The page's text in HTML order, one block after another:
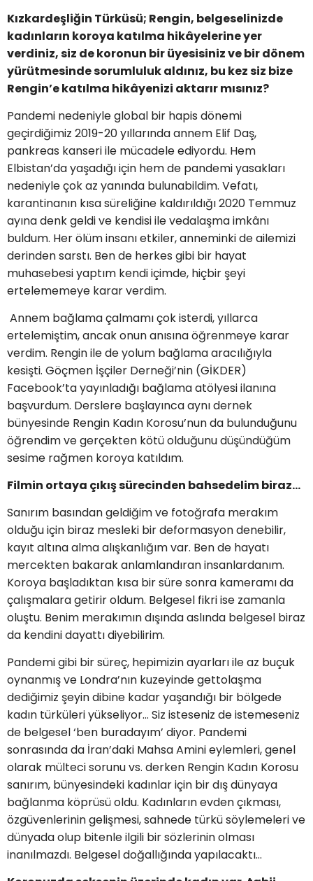
Kızkardeşliğin Türküsü; Rengin, belgeselinizde
kadınların koroya katılma hikâyelerine yer
verdiniz, siz de koronun bir üyesisiniz ve bir dönem
yürütmesinde sorumluluk aldınız, bu kez siz bize
Rengin’e katılma hikâyenizi aktarır mısınız?
Pandemi nedeniyle global bir hapis dönemi
geçirdiğimiz 2019-20 yıllarında annem Elif Daş,
pankreas kanseri ile mücadele ediyordu. Hem
Elbistan’da yaşadığı için hem de pandemi yasakları
nedeniyle çok az yanında bulunabildim. Vefatı,
karantinanın kısa süreliğine kaldırıldığı 2020 Temmuz
ayına denk geldi ve kendisi ile vedalaşma imkânı
buldum. Her ölüm insanı etkiler, anneminki de ailemizi
derinden sarstı. Ben de herkes gibi bir hayat
muhasebesi yaptım kendi içimde, hiçbir şeyi
ertelememeye karar verdim.
Annem bağlama çalmamı çok isterdi, yıllarca
ertelemiştim, ancak onun anısına öğrenmeye karar
verdim. Rengin ile de yolum bağlama aracılığıyla
kesişti. Göçmen İşçiler Derneği’nin (GİKDER)
Facebook’ta yayınladığı bağlama atölyesi ilanına
başvurdum. Derslere başlayınca aynı dernek
bünyesinde Rengin Kadın Korosu’nun da bulunduğunu
öğrendim ve gerçekten kötü olduğunu düşündüğüm
sesime rağmen koroya katıldım.
Filmin ortaya çıkış sürecinden bahsedelim biraz…
Sanırım basından geldiğim ve fotoğrafa merakım
olduğu için biraz mesleki bir deformasyon denebilir,
kayıt altına alma alışkanlığım var. Ben de hayatı
mercekten bakarak anlamlandıran insanlardanım.
Koroya başladıktan kısa bir süre sonra kameramı da
çalışmalara getirir oldum. Belgesel fikri ise zamanla
oluştu. Benim merakımın dışında aslında belgesel biraz
da kendini dayattı diyebilirim.
Pandemi gibi bir süreç, hepimizin ayarları ile az buçuk
oynanmış ve Londra’nın kuzeyinde gettolaşma
dediğimiz şeyin dibine kadar yaşandığı bir bölgede
kadın türküleri yükseliyor… Siz isteseniz de istemeseniz
de belgesel ‘ben buradayım’ diyor. Pandemi
sonrasında da İran’daki Mahsa Amini eylemleri, genel
olarak mülteci sorunu vs. derken Rengin Kadın Korosu
sanırım, bünyesindeki kadınlar için bir dış dünyaya
bağlanma köprüsü oldu. Kadınların evden çıkması,
özgüvenlerinin gelişmesi, sahnede türkü söylemeleri ve
dünyada olup bitenle ilgili bir sözlerinin olması
inanılmazdı. Belgesel doğallığında yapılacaktı…